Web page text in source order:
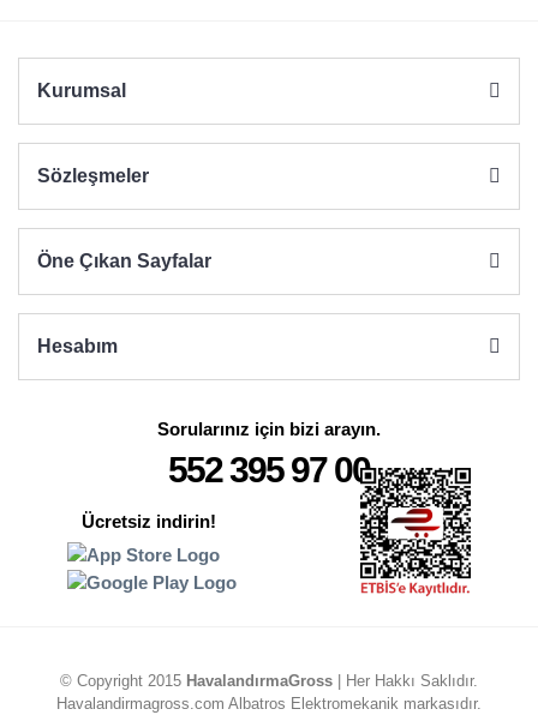
Kurumsal
Sözleşmeler
Öne Çıkan Sayfalar
Hesabım
Sorularınız için bizi arayın.
552 395 97 00
Ücretsiz indirin!
© Copyright 2015 HavalandırmaGross | Her Hakkı Saklıdır.
Havalandirmagross.com Albatros Elektromekanik markasıdır.